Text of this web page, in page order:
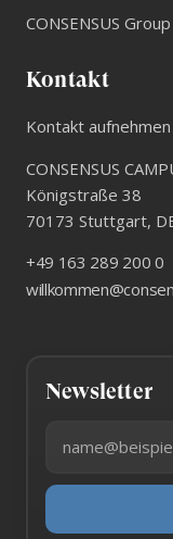
CONSENSUS Group
Kontakt
Kontakt aufnehmen
CONSENSUS
Königstraße 38
70173 Stuttgart,
+49 163 289 200 0
Newsletter